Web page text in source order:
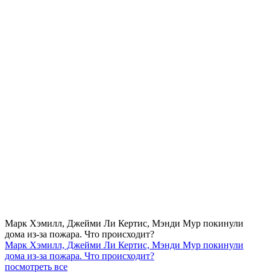
Марк Хэмилл, Джейми Ли Кертис, Мэнди Мур покинули
дома из-за пожара. Что происходит?
Марк Хэмилл, Джейми Ли Кертис, Мэнди Мур покинули
дома из-за пожара. Что происходит?
посмотреть все